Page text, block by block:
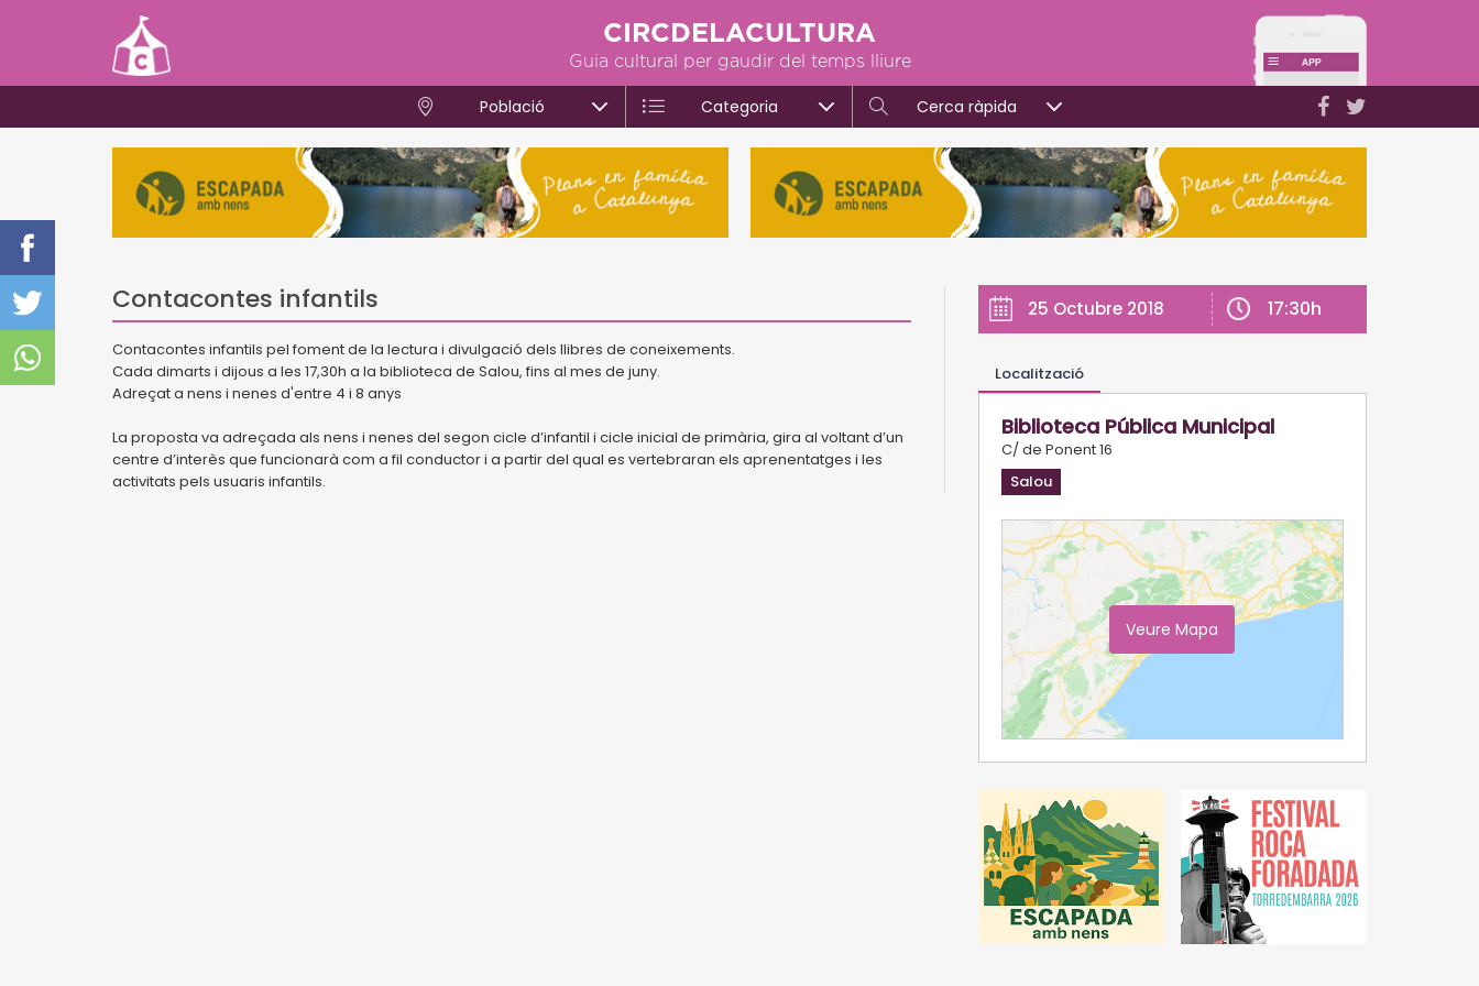
CIRCDELACULTURA
Guia cultural per gaudir del temps lliure
Població Categoria Cerca ràpida
Contacontes infantils
Contacontes infantils pel foment de la lectura i divulgació dels llibres de coneixements.
Cada dimarts i dijous a les 17,30h a la biblioteca de Salou, fins al mes de juny.
Adreçat a nens i nenes d'entre 4 i 8 anys
La proposta va adreçada als nens i nenes del segon cicle d’infantil i cicle inicial de primària, gira al voltant d’un
centre d’interès que funcionarà com a fil conductor i a partir del qual es vertebraran els aprenentatges i les
activitats pels usuaris infantils.
25 Octubre 2018 17:30h
Localització
Biblioteca Pública Municipal
C/ de Ponent 16
Salou
Veure Mapa